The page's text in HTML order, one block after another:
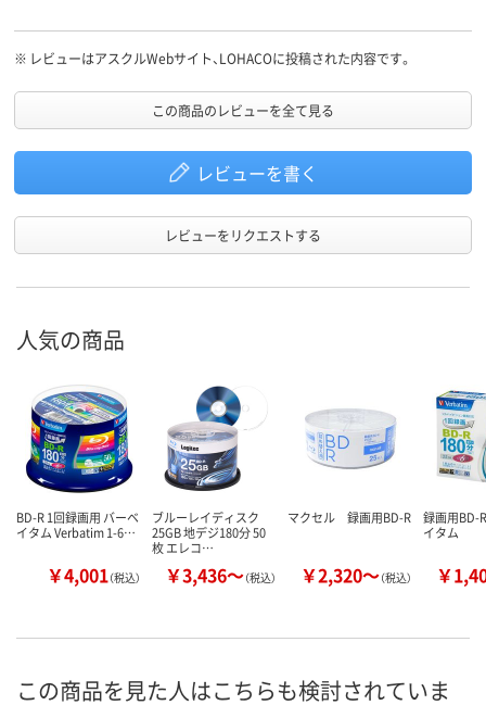
入れてあったのでみれるものと見れないものが出ているので保管場
所の問題ではないと思われます。この商品は録画するときに非対応
ですが前回購入したものはすべて録画も再生も問題ありませんでし
た。それなのに急に見れないものが出てきました。BD-REでも同じ
状態のものが出ています。おなじ保管場所の市販の映画等のブルー
レイはすべて問題なく見れます。こちらで購入していないブルーレ
イは問題が出ていません。再生できたのにできなくなる理由がわか
りません。この後同じものを購入していますがまだ未使用です。再
生できなくなった理由が全くわかりません。このブルーレイは使用
困ります。今見れなくなったものも市販のブルーレイがないため録
ん。解決の方法はないものでしょうか?
※ レビューはアスクルWebサイト、LOHACOに投稿された内容です。
この商品のレビューを全て見る
レビューを書く
レビューをリクエストする
人気の商品
BD-R 1回録画用 バーベ
イタム Verbatim 1-6…
￥4,001（税込）
ブルーレイディスク
25GB 地デジ180分 50
枚 エレコ…
￥3,436～（税込）
マクセル 録画用BD-R
￥2,320～（税込）
録画用
イタム
￥
この商品を見た人はこちらも検討されていま